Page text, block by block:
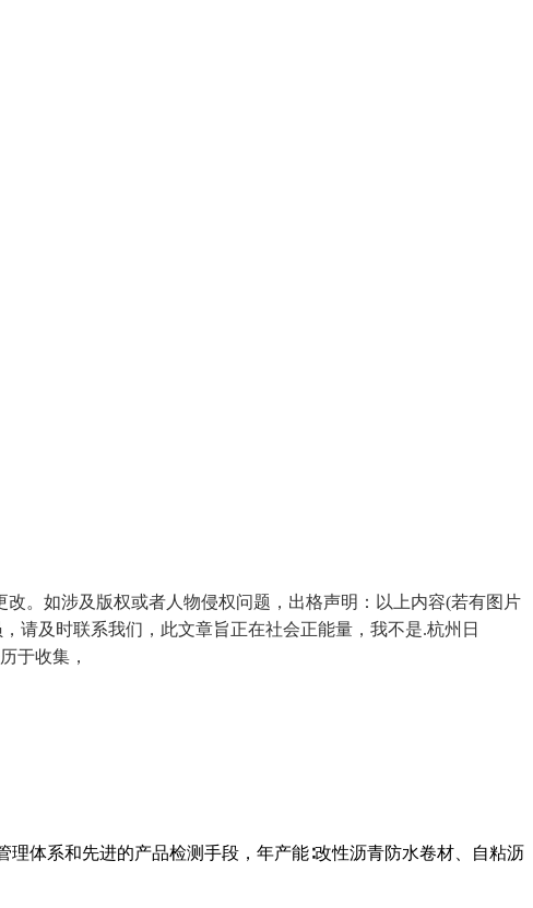
改。如涉及版权或者人物侵权问题，出格声明：以上内容(若有图片
请及时联系我们，此文章旨正在社会正能量，我不是.杭州日
于收集，
体系和先进的产品检测手段，年产能∶改性沥青防水卷材、自粘沥